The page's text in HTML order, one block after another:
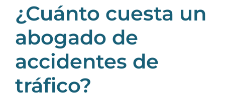
¿Cuánto cuesta un
abogado de
accidentes de
tráfico?